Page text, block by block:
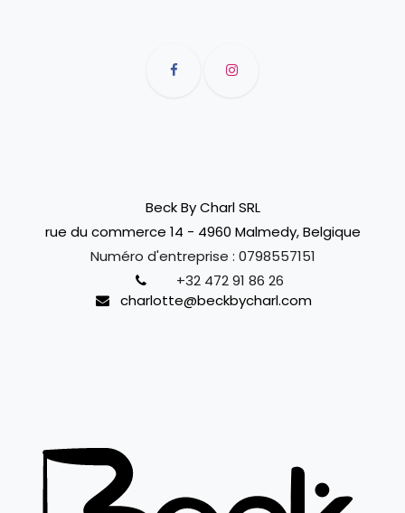
Beck By Charl SRL
rue du commerce 14 - 4960 Malmedy, Belgique
Numéro d'entreprise : 0798557151
+32 472 91 86 26
charlotte@beckbycharl.com